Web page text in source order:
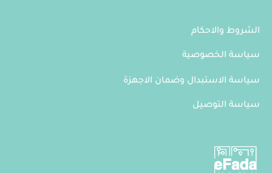
الشروط والاحكام
سياسة الخصوصية
سياسة الاستبدال وضمان الاجهزة
سياسة التوصيل